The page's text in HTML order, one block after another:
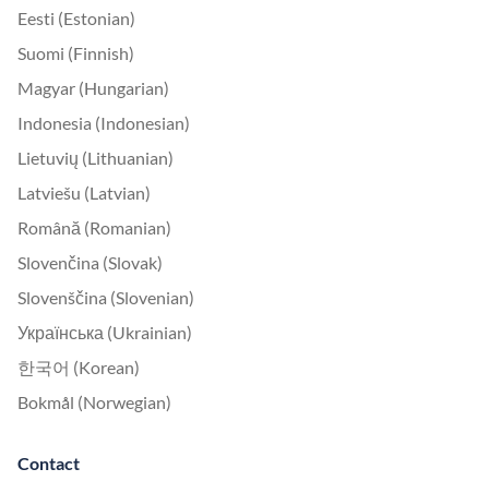
Eesti (Estonian)
Suomi (Finnish)
Magyar (Hungarian)
Indonesia (Indonesian)
Lietuvių (Lithuanian)
Latviešu (Latvian)
Română (Romanian)
Slovenčina (Slovak)
Slovenščina (Slovenian)
Українська (Ukrainian)
한국어 (Korean)
Bokmål (Norwegian)
Contact